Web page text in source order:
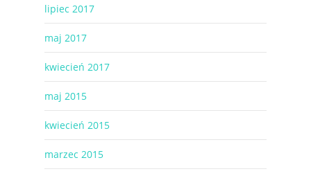
lipiec 2017
maj 2017
kwiecień 2017
maj 2015
kwiecień 2015
marzec 2015